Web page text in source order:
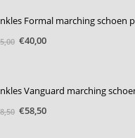
Formal marching schoen
Oorspronkelijke
€40,00Huidige
Vanguard marching
Oorspronkelijke
€58,50Huidige